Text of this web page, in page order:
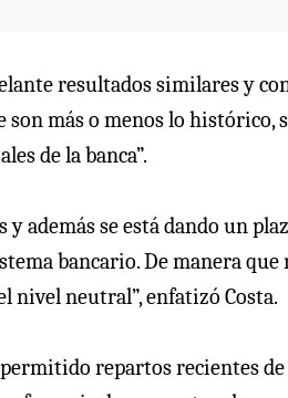
resultados similares y
más o menos lo
de la banca”.
además se está dando un
bancario. De manera
nivel neutral”, enfatizó Costa.
repartos recientes